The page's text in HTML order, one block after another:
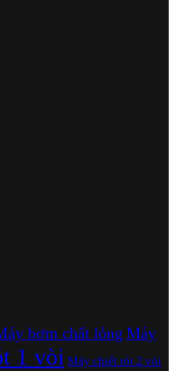
bơm chất lỏng Máy
1 vòi Máy chiết rót 2 vòi